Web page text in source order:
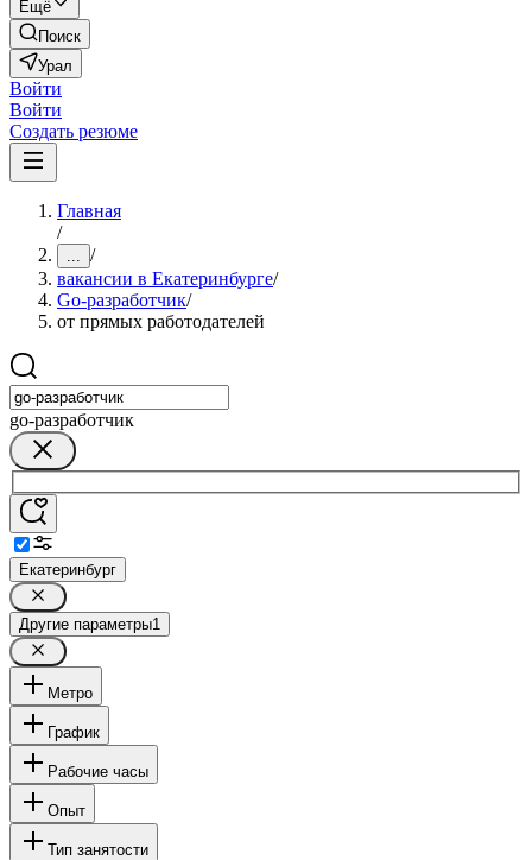
Ещё
Поиск
Урал
Войти
Войти
Создать резюме
Главная
/
... /
вакансии в Екатеринбурге/
Go-разработчик/
от прямых работодателей
go-разработчик
Екатеринбург
Другие параметры1
Метро
График
Рабочие часы
Опыт
Тип занятости